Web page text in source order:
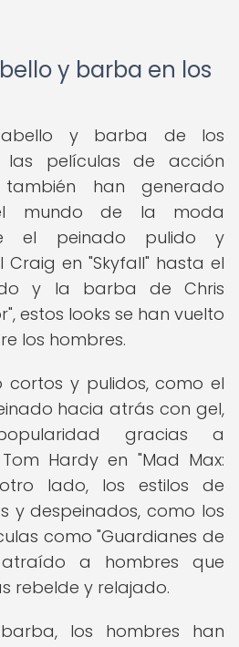
y barba en los
y barba de los
las películas de acción
también han generado
mundo de la moda
el peinado pulido y
en "Skyfall" hasta el
y la barba de Chris
estos looks se han vuelto
los hombres.
cortos y pulidos, como el
hacia atrás con gel,
gracias a
Hardy en "Mad Max:
lado, los estilos de
y despeinados, como los
como "Guardianes de
a hombres que
rebelde y relajado.
los hombres han